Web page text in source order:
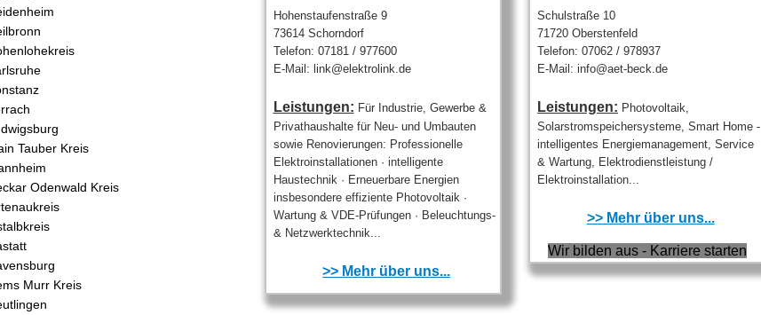
Tauber Kreis
Odenwald Kreis
Murr Kreis
Hohenstaufenstraße 9
73614 Schorndorf
Telefon: 07181 / 977600
E-Mail: link@elektrolink.de
Leistungen: Für Industrie, Gewerbe &
Privathaushalte für Neu- und Umbauten
sowie Renovierungen: Professionelle
Elektroinstallationen · intelligente
Haustechnik · Erneuerbare Energien
insbesondere effiziente Photovoltaik ·
Wartung & VDE-Prüfungen · Beleuchtungs-
& Netzwerktechnik...
>> Mehr über uns...
Schulstraße 10
71720 Oberstenfeld
Telefon: 07062 / 978937
E-Mail: info@aet-beck.de
Leistungen: Photovoltaik,
Solarstromspeichersysteme, Smart Home -
intelligentes Energiemanagement, Service
& Wartung, Elektrodienstleistung /
Elektroinstallation...
>> Mehr über uns...
Wir bilden aus - Karriere starten